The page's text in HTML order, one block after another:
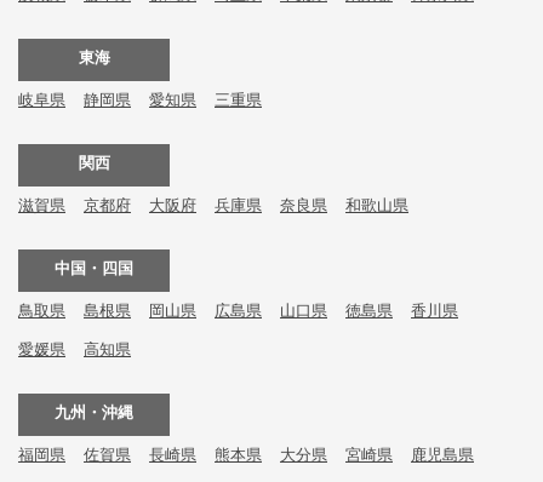
東海
岐阜県 静岡県 愛知県 三重県
関西
滋賀県 京都府 大阪府 兵庫県 奈良県 和歌山県
中国・四国
鳥取県 島根県 岡山県 広島県 山口県 徳島県 香川県
愛媛県 高知県
九州・沖縄
福岡県 佐賀県 長崎県 熊本県 大分県 宮崎県 鹿児島県